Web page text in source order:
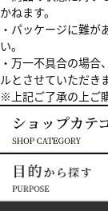
かねます。
・パッケージに難
い。
・万一不具合の場
ルとさせていただき
※上記ご了承の上ご